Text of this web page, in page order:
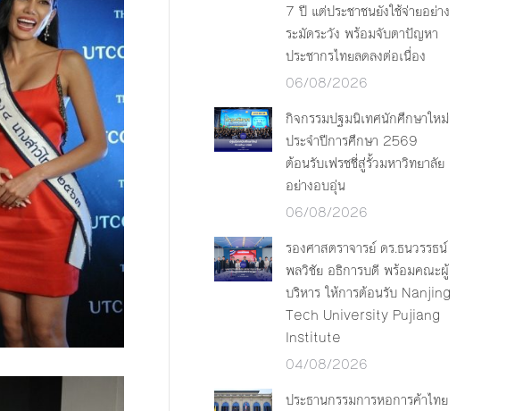
7 ปี แต่ประชาชนยังใช้จ่ายอย่าง
ระมัดระวัง พร้อมจับตาปัญหา
ประชากรไทยลดลงต่อเนื่อง
06/08/2026
กิจกรรมปฐมนิเทศนักศึกษาใหม่
ประจำปีการศึกษา 2569
ต้อนรับเฟรชชี่สู่รั้วมหาวิทยาลัย
อย่างอบอุ่น
06/08/2026
รองศาสตราจารย์ ดร.ธนวรรธน์
พลวิชัย อธิการบดี พร้อมคณะผู้
บริหาร ให้การต้อนรับ Nanjing
Tech University Pujiang
Institute
04/08/2026
ประธานกรรมการหอการค้าไทย